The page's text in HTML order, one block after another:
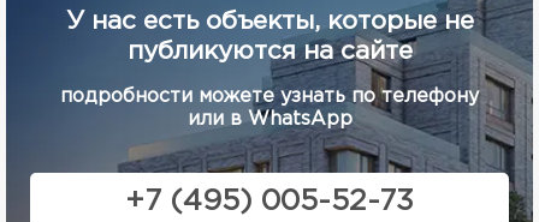
У нас есть объекты, которые не
публикуются на сайте
подробности можете узнать по телефону
или в WhatsApp
+7 (495) 005-52-73